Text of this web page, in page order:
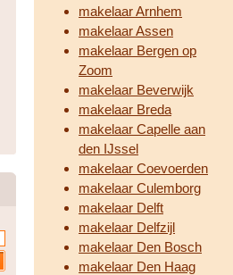
makelaar Arnhem
makelaar Assen
makelaar Bergen op
Zoom
makelaar Beverwijk
makelaar Breda
makelaar Capelle aan
den IJssel
makelaar Coevoerden
makelaar Culemborg
makelaar Delft
makelaar Delfzijl
makelaar Den Bosch
makelaar Den Haag